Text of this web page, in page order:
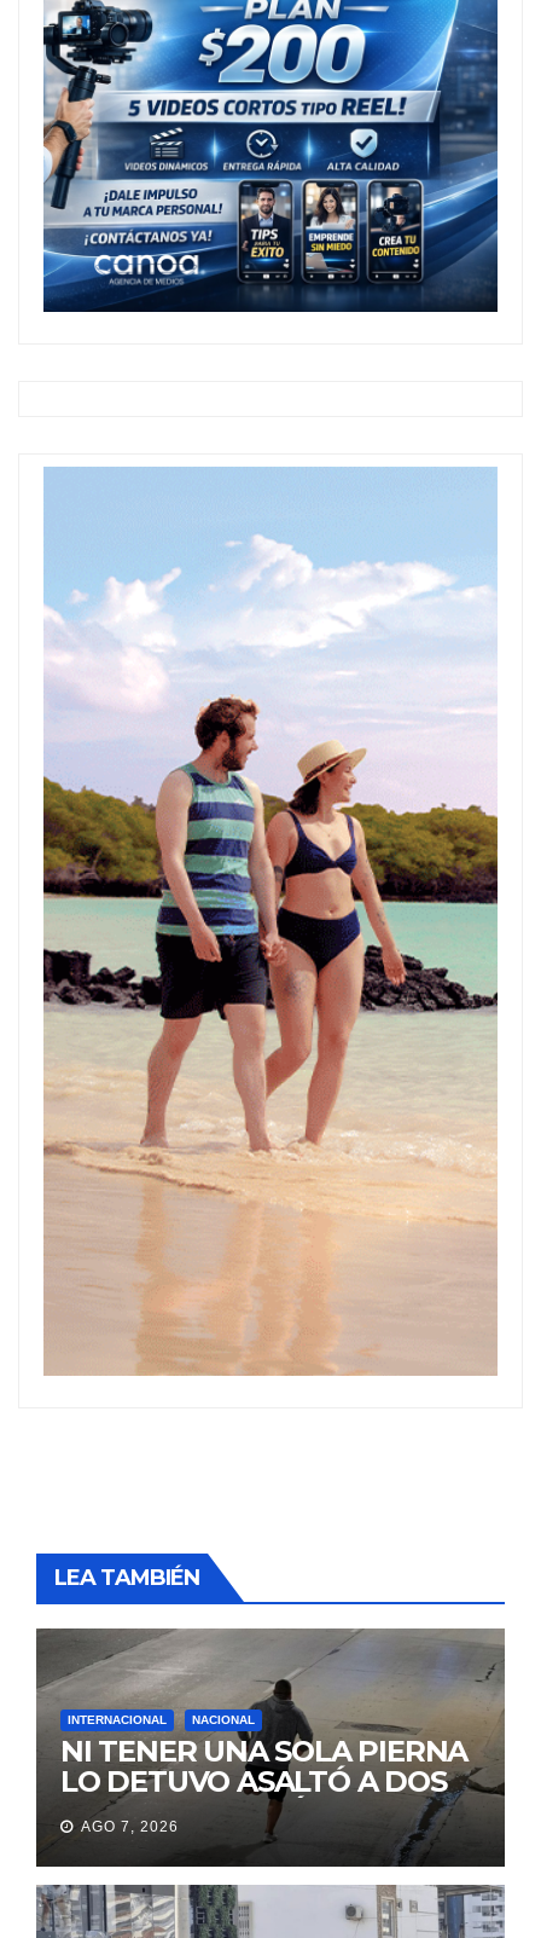
LEA TAMBIÉN
INTERNACIONAL NACIONAL
NI TENER UNA SOLA PIERNA
LO DETUVO ASALTÓ A DOS
MUJERES Y HUYÓ
BRINCANDO.
AGO 7, 2026